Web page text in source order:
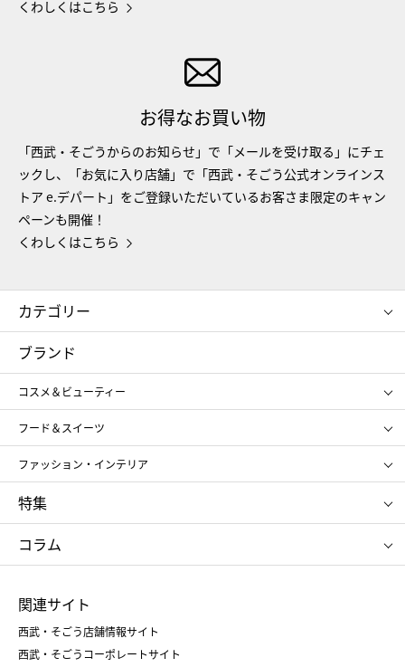
くわしくはこちら
お得なお買い物
「西武・そごうからのお知らせ」で「メールを受け取る」にチェ
ックし、「お気に入り店舗」で「西武・そごう公式オンラインス
トア e.デパート」をご登録いただいているお客さま限定のキャン
ペーンも開催！
くわしくはこちら
カテゴリー
コスメ＆ビューティー
ギフト
レディース
メンズ
スポーツ・アウトドア
お中元
お歳暮
ブランド
コスメ＆ビューティー
SHISEIDO
ポール&ジョー ボーテ
ジルスチュアート
NARS
RMK
クリニーク
SK-Ⅱ
フード＆スイーツ
アンリ・シャルパンティエ
ゴディバ
新宿高野
たねや
ねんりん家
ファッション・インテリア
ポロ ラルフ ローレン
タケオ キクチ
ママ＆キッズ
シュタイフ
特集
お中元
ひな人形
五月人形
父の日
クリスマスケーキ
コラム
菓子折り
和菓子
人気のギフト
関連サイト
西武・そごう店舗情報サイト
西武・そごうコーポレートサイト